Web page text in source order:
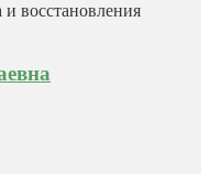
восстановления